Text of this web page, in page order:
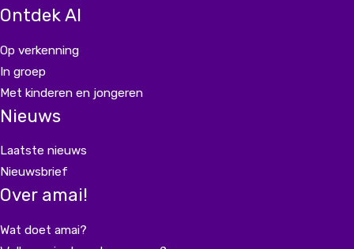
Ontdek AI
Op verkenning
In groep
Met kinderen en jongeren
Nieuws
Laatste nieuws
Nieuwsbrief
Over amai!
Wat doet amai?